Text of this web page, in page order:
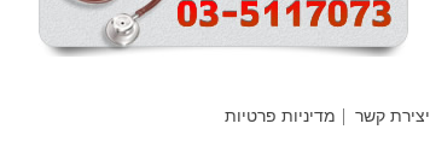
יצירת קשר מדיניות פרטיות